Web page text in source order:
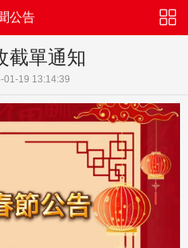
公告
截單通知
01-19 13:14:39